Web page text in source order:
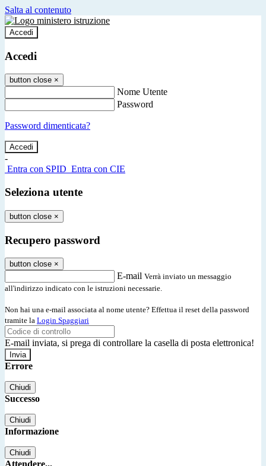
Salta al contenuto
Accedi
Accedi
button close ×
Nome Utente
Password
Password dimenticata?
-
Entra con SPID Entra con CIE
Seleziona utente
button close ×
Recupero password
button close ×
E-mail Verrà inviato un messaggio
all'indirizzo indicato con le istruzioni necessarie.
Non hai una e-mail associata al nome utente? Effettua il reset della password
tramite la Login Spaggiari
E-mail inviata, si prega di controllare la casella di posta elettronica!
Errore
Chiudi
Successo
Chiudi
Informazione
Chiudi